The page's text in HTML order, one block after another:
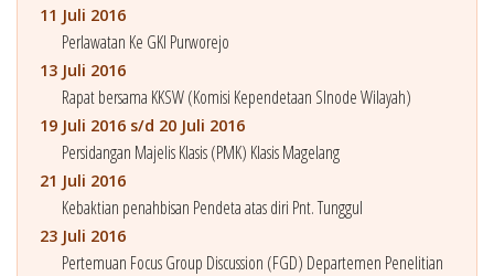
11 Juli 2016
Perlawatan Ke GKI Purworejo
13 Juli 2016
Rapat bersama KKSW (Komisi Kependetaan SInode Wilayah)
19 Juli 2016 s/d 20 Juli 2016
Persidangan Majelis Klasis (PMK) Klasis Magelang
21 Juli 2016
Kebaktian penahbisan Pendeta atas diri Pnt. Tunggul
23 Juli 2016
Pertemuan Focus Group Discussion (FGD) Departemen Penelitian